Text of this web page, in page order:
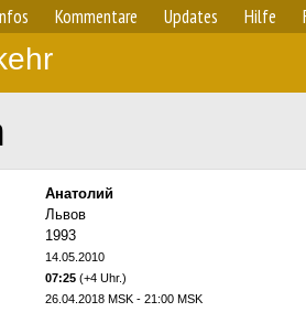
Kommentare Updates Hilfe
Анатолий
Львов
1993
14.05.2010
07:25 (+4 Uhr.)
26.04.2018 MSK - 21:00 MSK